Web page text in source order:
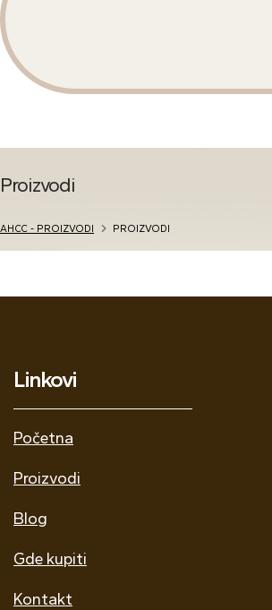
Proizvodi
AHCC - PROIZVODI PROIZVODI
Linkovi
Početna
Proizvodi
Blog
Gde kupiti
Kontakt